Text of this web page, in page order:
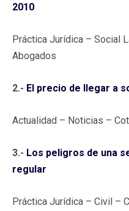
2010
Práctica Jurídica – Social
Abogados
2.- El precio de llegar a
Actualidad – Noticias –
3.- Los peligros de una
regular
Práctica Jurídica – Civil –